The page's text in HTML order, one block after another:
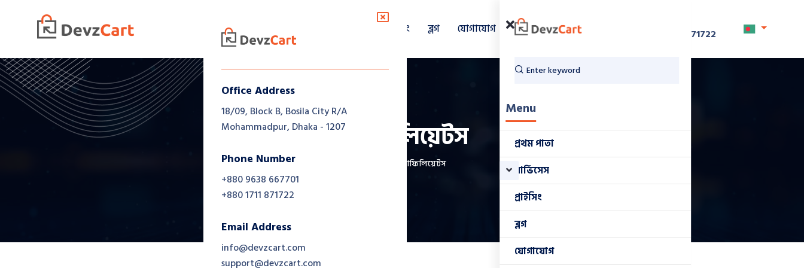
প্রাইসিং ব্লগ যোগাযোগ +8801711871722
Menu
প্রথম পাতা
সার্ভিসেস
প্রাইসিং
ব্লগ
যোগাযোগ
Office Address
18/09, Block B, Bosila City R/A
Mohammadpur, Dhaka - 1207
Phone Number
+880 9638 667701
+880 1711 871722
Email Address
info@devzcart.com
support@devzcart.com
অ্যাফিলিয়েটস
অ্যাফিলিয়েটস